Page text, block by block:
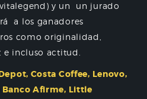
y un un jurado
a los ganadores
como originalidad,
incluso actitud.
Costa Coffee, Lenovo,
Banco Afirme, Little